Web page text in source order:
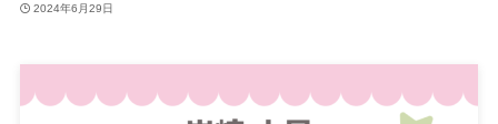
2024年6月29日